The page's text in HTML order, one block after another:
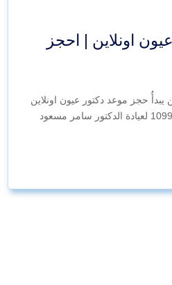
اونلاين | احجز
يبدأُ حجز موعد دكتور عيون اونلاين
برقم الجوال المباشر 109992090 لعيادة الدكتور سامر مسعود